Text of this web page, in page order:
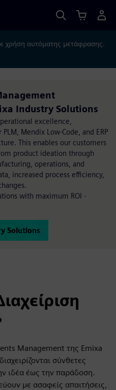
χρήση αυτόματης μετάφρασης.
Industry Solutions
excellence,
Mendix Low-Code, and ERP
This enables our customers
product ideation through
operations, and
increased process efficiency,
with maximum ROI -
Solutions
Management της Emixa
σύνθετες
ιδέα έως την παράδοση.
με ασαφείς απαιτήσεις,